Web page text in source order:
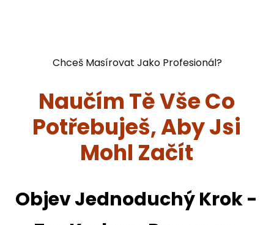
Chceš Masírovat Jako Profesionál?
Naučím Tě Vše Co
Potřebuješ, Aby Jsi
Mohl Začít
Objev Jednoduchý Krok -